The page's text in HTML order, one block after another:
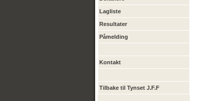
Lagliste
Resultater
Påmelding
Kontakt
Tilbake til Tynset J.F.F